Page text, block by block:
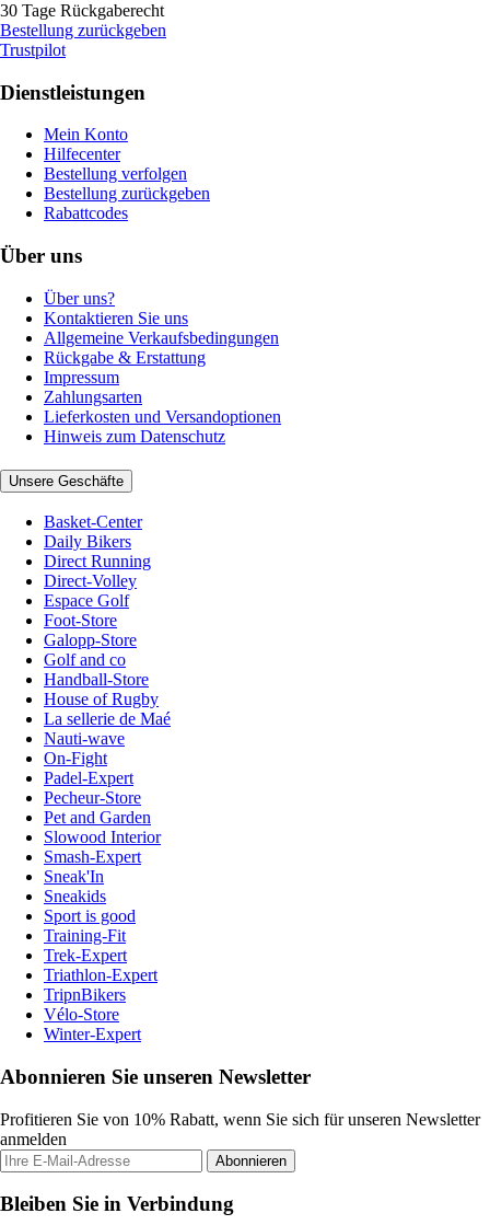
30 Tage Rückgaberecht
Bestellung zurückgeben
Trustpilot
Dienstleistungen
Mein Konto
Hilfecenter
Bestellung verfolgen
Bestellung zurückgeben
Rabattcodes
Über uns
Über uns?
Kontaktieren Sie uns
Allgemeine Verkaufsbedingungen
Rückgabe & Erstattung
Impressum
Zahlungsarten
Lieferkosten und Versandoptionen
Hinweis zum Datenschutz
Unsere Geschäfte
Basket-Center
Daily Bikers
Direct Running
Direct-Volley
Espace Golf
Foot-Store
Galopp-Store
Golf and co
Handball-Store
House of Rugby
La sellerie de Maé
Nauti-wave
On-Fight
Padel-Expert
Pecheur-Store
Pet and Garden
Slowood Interior
Smash-Expert
Sneak'In
Sneakids
Sport is good
Training-Fit
Trek-Expert
Triathlon-Expert
TripnBikers
Vélo-Store
Winter-Expert
Abonnieren Sie unseren Newsletter
Profitieren Sie von 10% Rabatt, wenn Sie sich für unseren Newsletter
anmelden
Abonnieren
Bleiben Sie in Verbindung